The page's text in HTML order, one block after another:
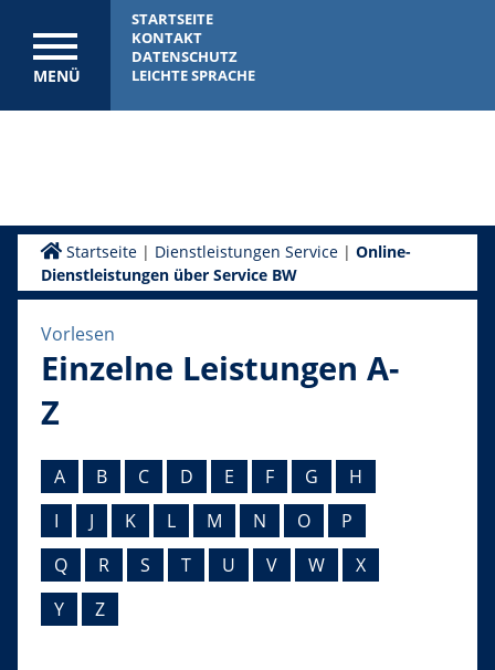
MENÜ
STARTSEITE
KONTAKT
DATENSCHUTZ
LEICHTE SPRACHE
Startseite| Dienstleistungen Service| Online-
Dienstleistungen über Service BW
Vorlesen
Einzelne Leistungen A-
Z
A B C D E F G
H
I
J K L M N O
P
Q
R S T U V W
X
Y
Z